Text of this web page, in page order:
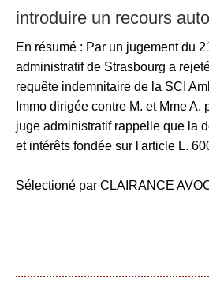
introduire un recours
En résumé : Par un jugement du
administratif de Strasbourg a
requête indemnitaire de la SCI
Immo dirigée contre M. et Mme A.
juge administratif rappelle que la
et intérêts fondée sur l'article L.
Sélectioné par CLAIRANCE